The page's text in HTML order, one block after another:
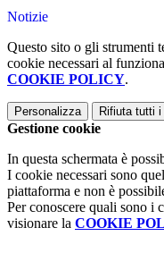
Notizie
Questo sito o gli strumenti
cookie necessari al
COOKIE POLICY.
Personalizza Rifiuta tutti i
Gestione cookie
In questa schermata è
I cookie necessari sono
piattaforma e non è
Per conoscere quali sono i
visionare la COOKIE